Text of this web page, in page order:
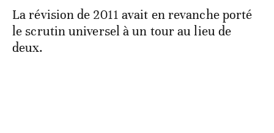
La révision de 2011 avait en revanche porté
le scrutin universel à un tour au lieu de
deux.